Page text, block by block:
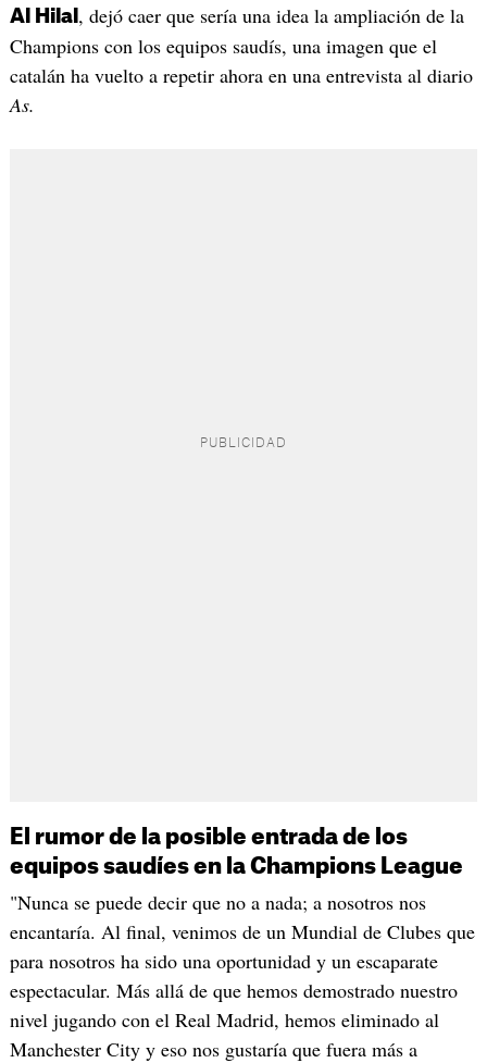
Al Hilal , dejó caer que sería una idea la ampliación de la
Champions con los equipos saudís, una imagen que el
catalán ha vuelto a repetir ahora en una entrevista al diario
As.
El rumor de la posible entrada de los
equipos saudíes en la Champions League
"Nunca se puede decir que no a nada; a nosotros nos
encantaría. Al final, venimos de un Mundial de Clubes que
para nosotros ha sido una oportunidad y un escaparate
espectacular. Más allá de que hemos demostrado nuestro
nivel jugando con el Real Madrid, hemos eliminado al
Manchester City y eso nos gustaría que fuera más a